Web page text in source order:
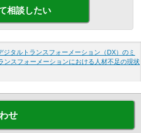
相談したい
ジタルトランスフォーメーション（DX）のミ
ンスフォーメーションにおける人材不足の現状
せ